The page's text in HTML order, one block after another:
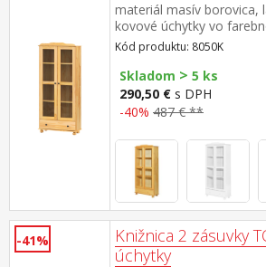
materiál masív borovica,
kovové úchytky vo
černená mosadz široká
pojazdmi, 2 presklené
pevná polica
Kód produktu: 8050K
Skladom > 5 ks
290,50 € s DPH
-40% 487 € **
-41%
Knižnica 2 zásuvky
úchytky